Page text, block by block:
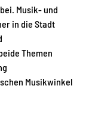
Musik- und
in die Stadt
Themen
Musikwinkel